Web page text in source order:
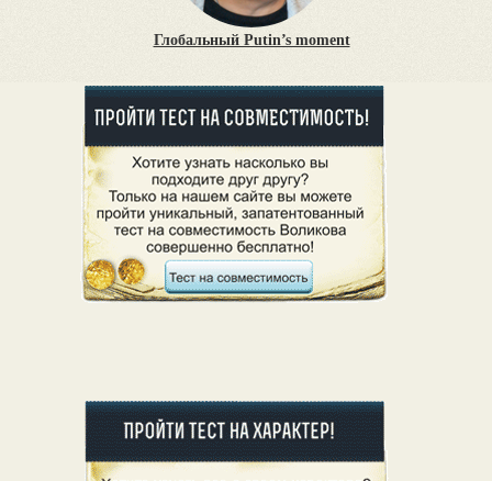
Глобальный Putin’s moment